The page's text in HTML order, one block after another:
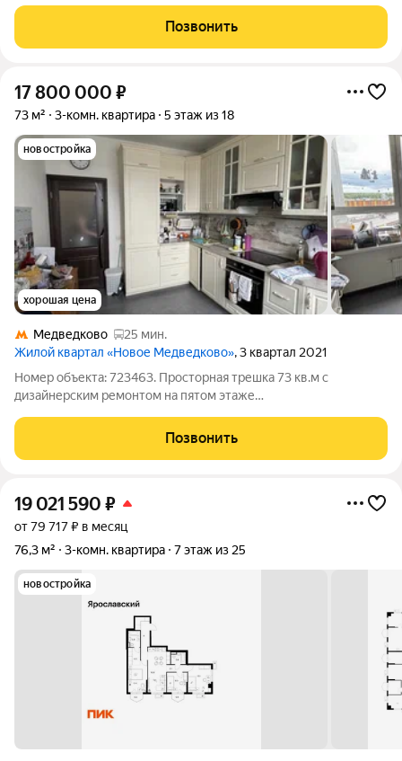
Позвонить
17 800 000 ₽
73 м² 3-комн. квартира 5 этаж из 18
новостройка
хорошая цена
Медведково
25 мин.
Жилой квартал «Новое Медведково», 3 квартал 2021
Номер объекта: 723463. Просторная трешка 73 кв.м с
дизайнерским ремонтом на пятом этаже
без лишних хлопот. Эта квартира создана для тех, кто ценит
продуманное пространство и готовую эстетику:
Позвонить
19 021 590 ₽
от 79 717 ₽ в месяц
76,3 м²
3-комн. квартира 7 этаж из 25
новостройка